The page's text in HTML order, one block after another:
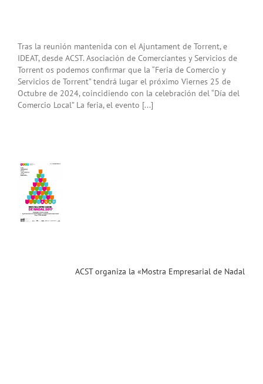
Tras la reunión mantenida con el Ajuntament de Torrent, e
IDEAT, desde ACST. Asociación de Comerciantes y Servicios de
Torrent os podemos confirmar que la “Feria de Comercio y
Servicios de Torrent” tendrá lugar el próximo Viernes 25 de
Octubre de 2024, coincidiendo con la celebración del “Día del
Comercio Local” La feria, el evento [...]
ACST organiza la «Mostra Empresarial de Nadal